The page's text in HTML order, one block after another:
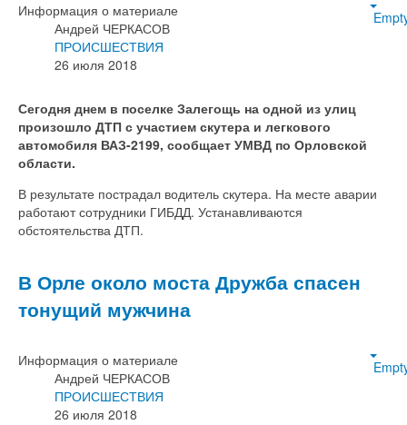
Информация о материале
Андрей ЧЕРКАСОВ
ПРОИСШЕСТВИЯ
26 июля 2018
Сегодня днем в поселке Залегощь на одной из улиц
произошло ДТП с участием скутера и легкового
автомобиля ВАЗ-2199, сообщает УМВД по Орловской
области.
В результате пострадал водитель скутера. На месте аварии
работают сотрудники ГИБДД. Устанавливаются
обстоятельства ДТП.
В Орле около моста Дружба спасен
тонущий мужчина
Информация о материале
Андрей ЧЕРКАСОВ
ПРОИСШЕСТВИЯ
26 июля 2018